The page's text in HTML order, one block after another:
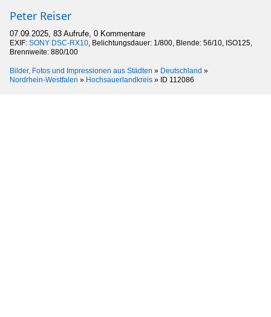
Peter Reiser
07.09.2025, 83 Aufrufe, 0 Kommentare
EXIF: SONY DSC-RX10, Belichtungsdauer: 1/800, Blende: 56/10, ISO125,
Brennweite: 880/100
Bilder, Fotos und Impressionen aus Städten » Deutschland »
Nordrhein-Westfalen » Hochsauerlandkreis » ID 112086